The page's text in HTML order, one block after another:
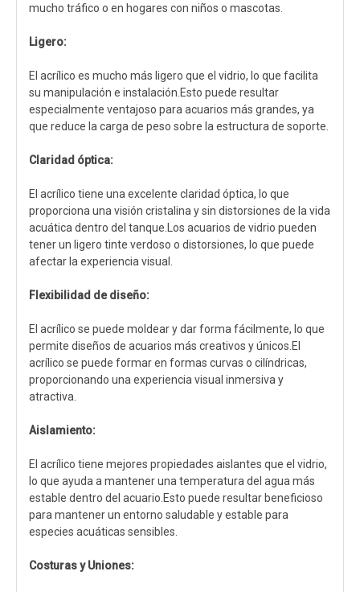
mucho tráfico o en hogares con niños o mascotas.
Ligero:
El acrílico es mucho más ligero que el vidrio, lo que facilita
su manipulación e instalación.Esto puede resultar
especialmente ventajoso para acuarios más grandes, ya
que reduce la carga de peso sobre la estructura de soporte.
Claridad óptica:
El acrílico tiene una excelente claridad óptica, lo que
proporciona una visión cristalina y sin distorsiones de la vida
acuática dentro del tanque.Los acuarios de vidrio pueden
tener un ligero tinte verdoso o distorsiones, lo que puede
afectar la experiencia visual.
Flexibilidad de diseño:
El acrílico se puede moldear y dar forma fácilmente, lo que
permite diseños de acuarios más creativos y únicos.El
acrílico se puede formar en formas curvas o cilíndricas,
proporcionando una experiencia visual inmersiva y
atractiva.
Aislamiento:
El acrílico tiene mejores propiedades aislantes que el vidrio,
lo que ayuda a mantener una temperatura del agua más
estable dentro del acuario.Esto puede resultar beneficioso
para mantener un entorno saludable y estable para
especies acuáticas sensibles.
Costuras y Uniones: